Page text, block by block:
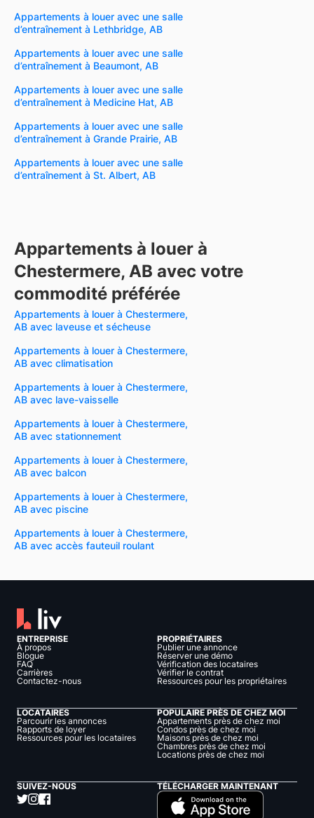
Appartements à louer avec une salle
d’entraînement à Lethbridge, AB
Appartements à louer avec une salle
d’entraînement à Beaumont, AB
Appartements à louer avec une salle
d’entraînement à Medicine Hat, AB
Appartements à louer avec une salle
d’entraînement à Grande Prairie, AB
Appartements à louer avec une salle
d’entraînement à St. Albert, AB
Appartements à louer à
Chestermere, AB avec votre
commodité préférée
Appartements à louer à Chestermere,
AB avec laveuse et sécheuse
Appartements à louer à Chestermere,
AB avec climatisation
Appartements à louer à Chestermere,
AB avec lave-vaisselle
Appartements à louer à Chestermere,
AB avec stationnement
Appartements à louer à Chestermere,
AB avec balcon
Appartements à louer à Chestermere,
AB avec piscine
Appartements à louer à Chestermere,
AB avec accès fauteuil roulant
ENTREPRISE
À propos
Blogue
FAQ
Carrières
Contactez-nous
PROPRIÉTAIRES
Publier une annonce
Réserver une démo
Vérification des locataires
Vérifier le contrat
Ressources pour les propriétaires
LOCATAIRES
Parcourir les annonces
Rapports de loyer
Ressources pour les locataires
POPULAIRE PRÈS DE CHEZ MOI
Appartements près de chez moi
Condos près de chez moi
Maisons près de chez moi
Chambres près de chez moi
Locations près de chez moi
SUIVEZ-NOUS TÉLÉCHARGER MAINTENANT